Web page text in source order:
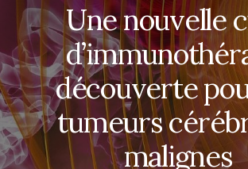
Une nouvelle
découverte
tumeurs
malignes